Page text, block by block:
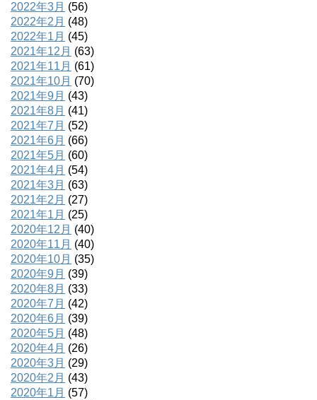
2022年3月 (56)
2022年2月 (48)
2022年1月 (45)
2021年12月 (63)
2021年11月 (61)
2021年10月 (70)
2021年9月 (43)
2021年8月 (41)
2021年7月 (52)
2021年6月 (66)
2021年5月 (60)
2021年4月 (54)
2021年3月 (63)
2021年2月 (27)
2021年1月 (25)
2020年12月 (40)
2020年11月 (40)
2020年10月 (35)
2020年9月 (39)
2020年8月 (33)
2020年7月 (42)
2020年6月 (39)
2020年5月 (48)
2020年4月 (26)
2020年3月 (29)
2020年2月 (43)
2020年1月 (57)